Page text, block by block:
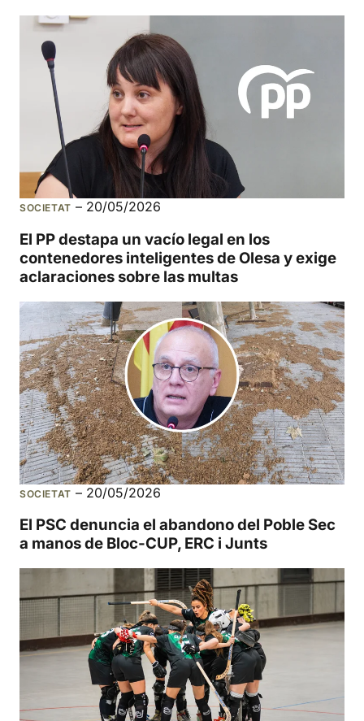
SOCIETAT – 20/05/2026
El PP destapa un vacío legal en los
contenedores inteligentes de Olesa y exige
aclaraciones sobre las multas
SOCIETAT – 20/05/2026
El PSC denuncia el abandono del Poble Sec
a manos de Bloc-CUP, ERC i Junts